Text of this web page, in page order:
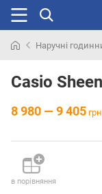
раніше
Наручні
Casio
8 980 — 9 405
в порівняння